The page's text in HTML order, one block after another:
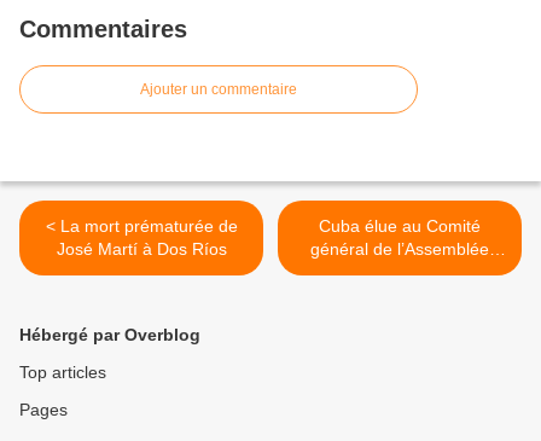
Commentaires
Ajouter un commentaire
< La mort prématurée de
José Martí à Dos Ríos
Cuba élue au Comité
général de l’Assemblée
mondiale de la Santé >
Hébergé par Overblog
Top articles
Pages